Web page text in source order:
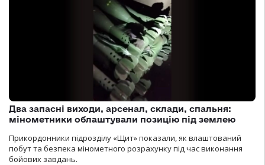
Два запасні виходи, арсенал, склади, спальня:
мінометники облаштували позицію під землею
Прикордонники підрозділу «Щит» показали, як влаштований
побут та безпека мінометного розрахунку під час виконання
бойових завдань.